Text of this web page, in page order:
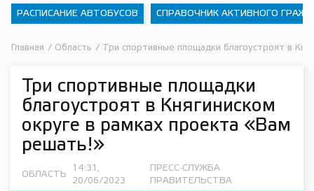
РАСПИСАНИЕ АВТОБУСОВ СПРАВОЧНИК АКТИВНОГО
Главная / Область / Три спортивные площадки благоустроят в
Три спортивные площадки
благоустроят в Княгиниском
округе в рамках проекта «Вам
решать!»
ОБЛАСТЬ
14:31,
20/06/2023
ПРЕСС-СЛУЖБА
ПРАВИТЕЛЬСТВА